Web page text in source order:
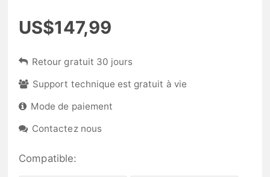
US$147,99
Retour gratuit 30 jours
Support technique est gratuit à vie
Mode de paiement
Contactez nous
Compatible: